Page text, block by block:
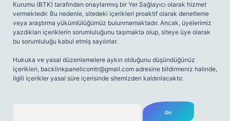
Kurumu (BTK) tarafından onaylanmış bir Yer Sağlayıcı olarak hizmet
vermektedir. Bu nedenle, sitedeki içerikleri proaktif olarak denetleme
veya araştırma yükümlülüğümüz bulunmamaktadır. Ancak, üyelerimiz
yazdıkları içeriklerin sorumluluğunu taşımakta olup, siteye üye olarak
bu sorumluluğu kabul etmiş sayılırlar.
Hukuka ve yasal düzenlemelere aykırı olduğunu düşündüğünüz
içerikleri, backlinkpanelicomtr@gmail.com adresine bildirmeniz halinde,
ilgili içerikler yasal süre içerisinde sitemizden kaldırılacaktır.